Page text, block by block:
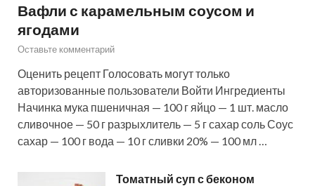
Вафли с карамельным соусом и
ягодами
Оставьте комментарий
Оценить рецепт Голосовать могут только
авторизованные пользователи Войти Ингредиенты
Начинка мука пшеничная — 100 г яйцо — 1 шт. масло
сливочное — 50 г разрыхлитель — 5 г сахар соль Соус
сахар — 100 г вода — 10 г сливки 20% — 100 мл …
Томатный суп с беконом